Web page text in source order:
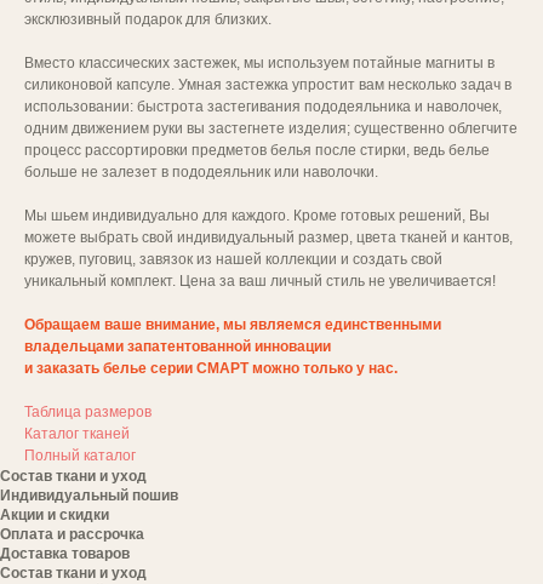
эксклюзивный подарок для близких.
Вместо классических застежек, мы используем потайные магниты в
силиконовой капсуле. Умная застежка упростит вам несколько задач в
использовании: быстрота застегивания пододеяльника и наволочек,
одним движением руки вы застегнете изделия; существенно облегчите
процесс рассортировки предметов белья после стирки, ведь белье
больше не залезет в пододеяльник или наволочки.
Мы шьем индивидуально для каждого. Кроме готовых решений, Вы
можете выбрать свой индивидуальный размер, цвета тканей и кантов,
кружев, пуговиц, завязок из нашей коллекции и создать свой
уникальный комплект. Цена за ваш личный стиль не увеличивается!
Обращаем ваше внимание, мы являемся единственными
владельцами запатентованной инновации
и заказать белье серии СМАРТ можно только у нас.
Таблица размеров
Каталог тканей
Полный каталог
Состав ткани и уход
Индивидуальный пошив
Акции и скидки
Оплата и рассрочка
Доставка товаров
Состав ткани и уход